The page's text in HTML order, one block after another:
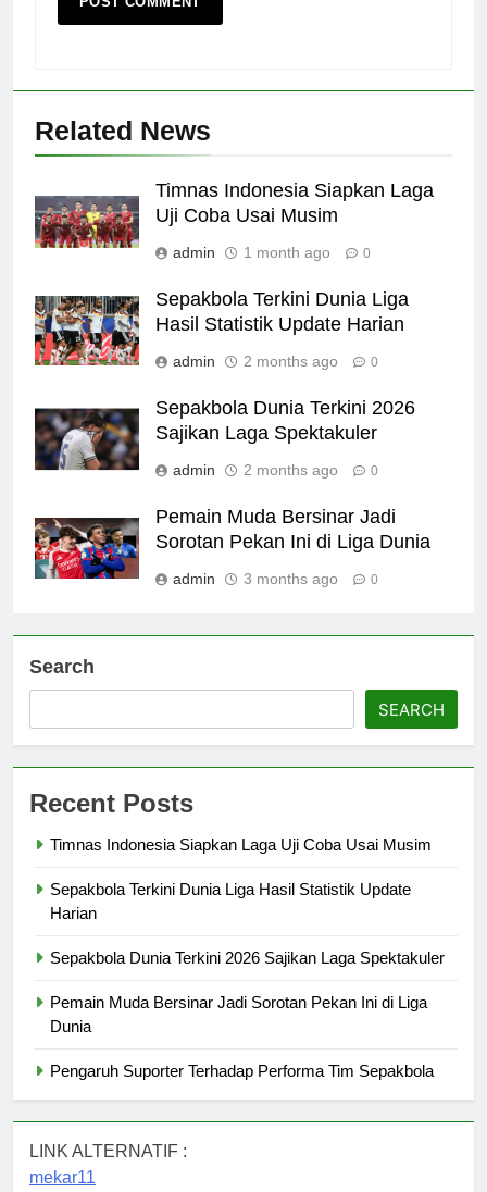
Related News
Timnas Indonesia Siapkan Laga
Uji Coba Usai Musim
admin 1 month ago 0
Sepakbola Terkini Dunia Liga
Hasil Statistik Update Harian
admin 2 months ago 0
Sepakbola Dunia Terkini 2026
Sajikan Laga Spektakuler
admin 2 months ago 0
Pemain Muda Bersinar Jadi
Sorotan Pekan Ini di Liga Dunia
admin 3 months ago 0
Search
SEARCH
Recent Posts
Timnas Indonesia Siapkan Laga Uji Coba Usai Musim
Sepakbola Terkini Dunia Liga Hasil Statistik Update
Harian
Sepakbola Dunia Terkini 2026 Sajikan Laga Spektakuler
Pemain Muda Bersinar Jadi Sorotan Pekan Ini di Liga
Dunia
Pengaruh Suporter Terhadap Performa Tim Sepakbola
LINK ALTERNATIF :
mekar11